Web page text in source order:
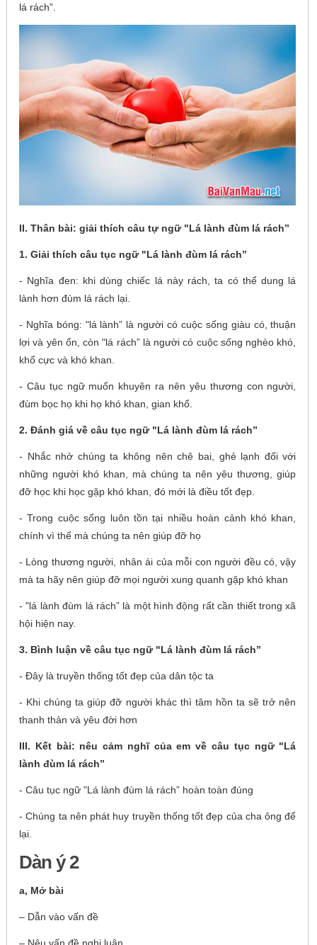
lá rách”.
II. Thân bài: giải thích câu tự ngữ "Lá lành đùm lá rách”
1. Giải thích câu tục ngữ "Lá lành đùm lá rách”
- Nghĩa đen: khi dùng chiếc lá này rách, ta có thể dung lá
lành hơn đùm lá rách lại.
- Nghĩa bóng: "lá lành” là người có cuộc sống giàu có, thuận
lợi và yên ổn, còn "lá rách” là người có cuộc sống nghèo khó,
khổ cực và khó khan.
- Câu tục ngữ muốn khuyên ra nên yêu thương con người,
đùm bọc họ khi họ khó khan, gian khổ.
2. Đánh giá về câu tục ngữ "Lá lành đùm lá rách”
- Nhắc nhở chúng ta không nên chê bai, ghẻ lạnh đối với
những người khó khan, mà chúng ta nên yêu thương, giúp
đỡ học khi học gặp khó khan, đó mới là điều tốt đẹp.
- Trong cuộc sống luôn tồn tại nhiều hoàn cảnh khó khan,
chính vì thế mà chúng ta nên giúp đỡ họ
- Lòng thương người, nhân ái của mỗi con người đều có, vậy
mà ta hãy nên giúp đỡ mọi người xung quanh gặp khó khan
- "lá lành đùm lá rách” là một hình động rất cần thiết trong xã
hội hiện nay.
3. Bình luận về câu tục ngữ "Lá lành đùm lá rách”
- Đây là truyền thống tốt đẹp của dân tộc ta
- Khi chúng ta giúp đỡ người khác thì tâm hồn ta sẽ trở nên
thanh thản và yêu đời hơn
III. Kết bài: nêu cảm nghĩ của em về câu tục ngữ "Lá
lành đùm lá rách”
- Câu tục ngữ "Lá lành đùm lá rách” hoàn toàn đúng
- Chúng ta nên phát huy truyền thống tốt đẹp của cha ông để
lại.
Dàn ý 2
a, Mở bài
– Dẫn vào vấn đề
– Nêu vấn đề nghị luận.